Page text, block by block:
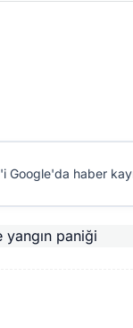
'i Google'da haber